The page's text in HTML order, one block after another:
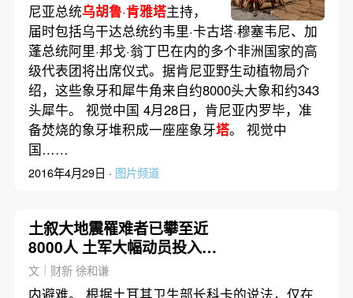
尼亚总统乌胡鲁·肯雅塔主持，
届时包括乌干达总统约韦里·卡古塔·穆塞韦尼、加
蓬总统阿里·邦戈·翁丁巴在内的多个非洲国家的高
级代表团将出席仪式。据肯尼亚野生动植物局介
绍，这些象牙和犀牛角来自约8000头大象和约343
头犀牛。 视觉中国 4月28日，肯尼亚内罗毕，准
备焚烧的象牙堆积成一座座象牙塔。 视觉中
国……
2016年4月29日 · 图片频道
土叙大地震罹难者已攀至近
8000人 土军大幅动员投入救
灾
文｜财新 徐和谦
内避难。 根据土耳其卫生部长科卡的说法，仅在